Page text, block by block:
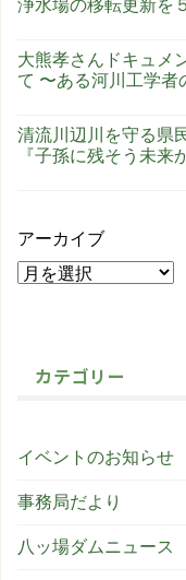
浄水場の移転更新
大熊孝さんドキュ
て 〜ある河川工学者
清流川辺川を守る県
『子孫に残そう未
アーカイブ
カテゴリー
イベントのお知らせ
事務局だより
八ッ場ダムニュース